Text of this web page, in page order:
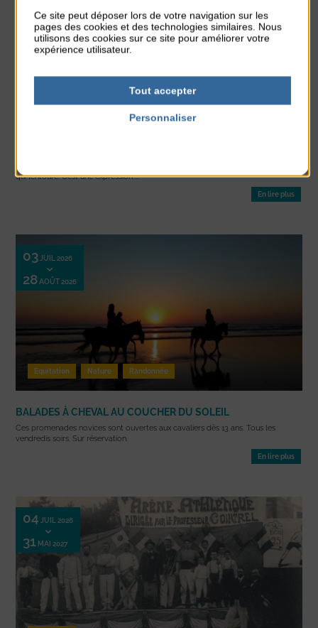
qui l’entoure. C’est une expression ...
En lire plus
03 JUIL 2026
28 AOÛT 2026
Equitation Nature Randonnée
BALADES À CHEVAL AU COUCHER DU SOLEIL
Ces promenades novices sont ouvertes aux cavaliers dès 13 ans. Tous les
vendredis soirs. Sur réservation.
En lire plus
04 JUIL 2026
31 MAI 2027
Ce site peut déposer lors de votre navigation sur les
pages des cookies et des technologies similaires. Nous
utilisons des cookies sur ce site pour améliorer votre
expérience utilisateur.
Tout accepter
Personnaliser